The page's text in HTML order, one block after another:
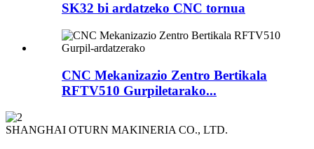
SK32 bi ardatzeko CNC tornua
CNC Mekanizazio Zentro Bertikala
RFTV510 Gurpiletarako...
SHANGHAI OTURN MAKINERIA CO., LTD.